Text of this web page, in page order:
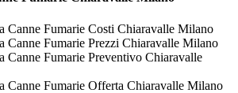
Canne Fumarie Costi Chiaravalle Milano
Canne Fumarie Prezzi Chiaravalle Milano
Canne Fumarie Preventivo Chiaravalle
Canne Fumarie Offerta Chiaravalle Milano